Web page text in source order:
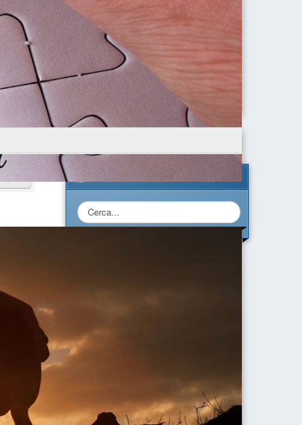
Cerca...
Lun
23
24
26 27 28
30